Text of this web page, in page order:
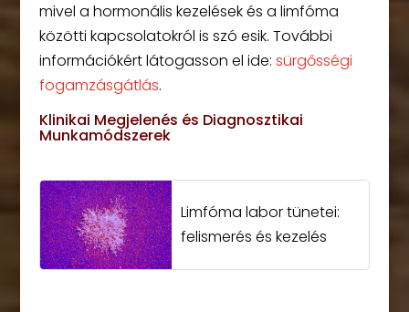
mivel a hormonális kezelések és a limfóma
közötti kapcsolatokról is szó esik. További
információkért látogasson el ide: sürgősségi
fogamzásgátlás.
Klinikai Megjelenés és Diagnosztikai
Munkamódszerek
Limfóma labor tünetei:
felismerés és kezelés